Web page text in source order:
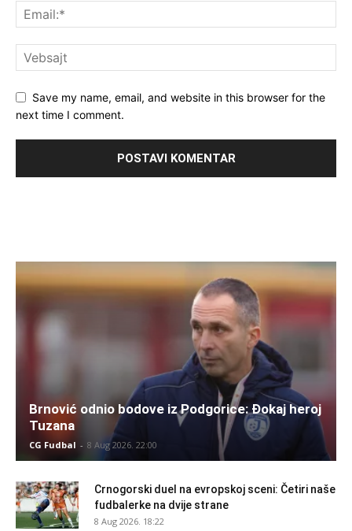
Save my name, email, and website in this browser for the
next time I comment.
Brnović odnio bodove iz Podgorice: Đokaj heroj
Tuzana
CG Fudbal - 8 Aug 2026. 22:00
Crnogorski duel na evropskoj sceni: Četiri naše
fudbalerke na dvije strane
8 Aug 2026. 18:22